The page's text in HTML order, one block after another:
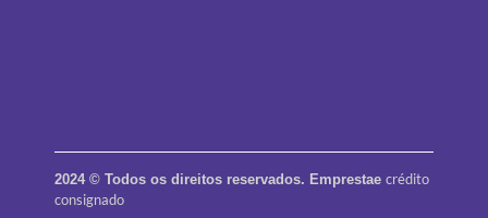
2024 © Todos os direitos reservados. Emprestae crédito
consignado